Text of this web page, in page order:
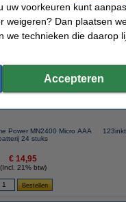
hebben
Power MN2400 Micro AAA
24 stuks
€ 14,95
(Incl. 21% btw)
uw voorkeuren kunt
weigeren? Dan plaatsen
we technieken die daarop
Accepteren